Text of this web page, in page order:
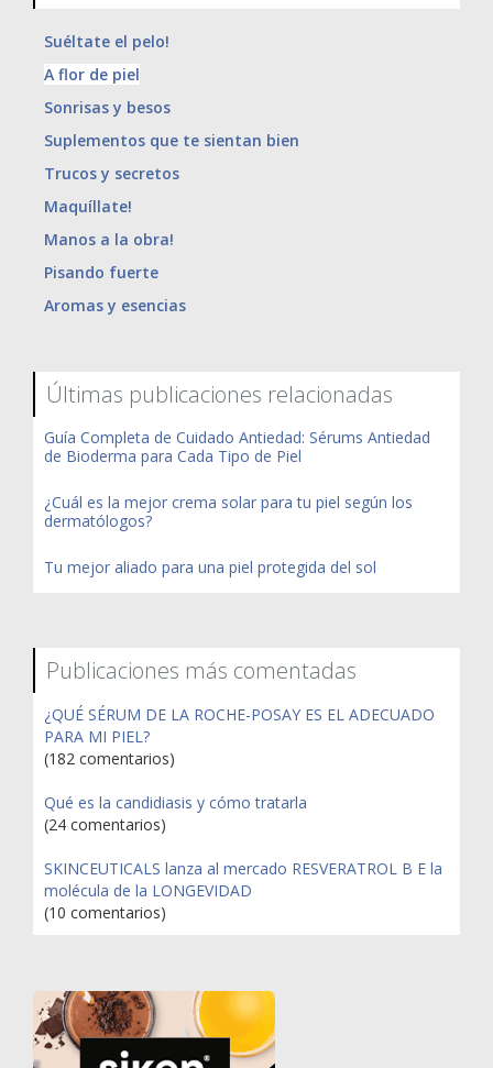
Suéltate el pelo!
A flor de piel
Sonrisas y besos
Suplementos que te sientan bien
Trucos y secretos
Maquíllate!
Manos a la obra!
Pisando fuerte
Aromas y esencias
Últimas publicaciones relacionadas
Guía Completa de Cuidado Antiedad: Sérums Antiedad
de Bioderma para Cada Tipo de Piel
¿Cuál es la mejor crema solar para tu piel según los
dermatólogos?
Tu mejor aliado para una piel protegida del sol
Publicaciones más comentadas
¿QUÉ SÉRUM DE LA ROCHE-POSAY ES EL ADECUADO
PARA MI PIEL?
(182 comentarios)
Qué es la candidiasis y cómo tratarla
(24 comentarios)
SKINCEUTICALS lanza al mercado RESVERATROL B E la
molécula de la LONGEVIDAD
(10 comentarios)